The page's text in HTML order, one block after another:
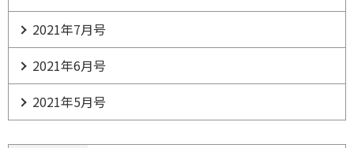
2021年7月号
2021年6月号
2021年5月号